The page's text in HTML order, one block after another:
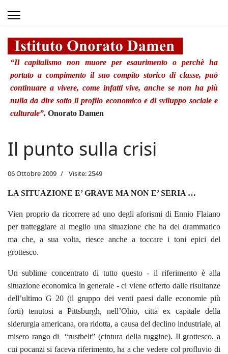
“Il capitalismo non muore per esaurimento o perchè ha
portato a compimento il suo compito storico di classe, può
continuare a vivere, come infatti vive, anche se non ha più
nulla da dire sotto il profilo economico e di sviluppo sociale e
culturale”. Onorato Damen
Il punto sulla crisi
06 Ottobre 2009 Visite: 2549
LA SITUAZIONE E’ GRAVE MA NON E’ SERIA …
Vien proprio da ricorrere ad uno degli aforismi di Ennio Flaiano
per tratteggiare al meglio una situazione che ha del drammatico
ma che, a sua volta, riesce anche a toccare i toni epici del
grottesco.
Un sublime concentrato di tutto questo - il riferimento è alla
situazione economica in generale - ci viene offerto dalle risultanze
dell’ultimo G 20 (il gruppo dei venti paesi dalle economie più
forti) tenutosi a Pittsburgh, nell’Ohio, città ex capitale della
siderurgia americana, ora ridotta, a causa del declino industriale, al
misero rango di “rustbelt” (cintura della ruggine). Il grottesco, a
cui pocanzi si faceva riferimento, ha a che vedere col profluvio di